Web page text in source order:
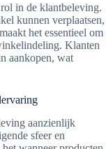
in de klantbeleving.
kunnen verplaatsen,
het essentieel om
Klanten
aankopen, wat
aanzienlijk
sfeer en